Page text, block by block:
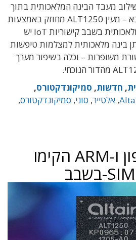
מעבד הבינה המלאכותית בתוך
שבב קישוריות מהדור הבא – מעין ALT1250 מחוזק באמצעות
בינה מלאכותית. לבינה מלאכותית בשבב קישוריות IoT יש
בינה מלאכותית למצלמות טיפשות
משופרות – וכלה בשיפור מערך
, חדשות, סמיקונדקטורס,
, אלטייר, סוני, סמיקונדקטורס,
אלטייר, וודאפון ו-ARM הקימו